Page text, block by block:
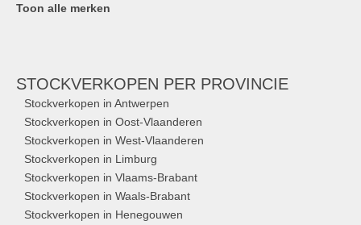
Toon alle merken
STOCKVERKOPEN PER PROVINCIE
Stockverkopen in Antwerpen
Stockverkopen in Oost-Vlaanderen
Stockverkopen in West-Vlaanderen
Stockverkopen in Limburg
Stockverkopen in Vlaams-Brabant
Stockverkopen in Waals-Brabant
Stockverkopen in Henegouwen